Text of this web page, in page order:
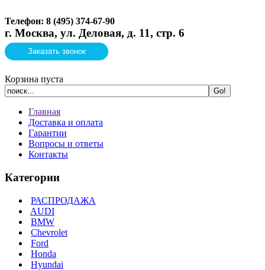
Телефон: 8 (495) 374-67-90
г. Москва, ул. Деловая, д. 11, стр. 6
Заказать звонок
Корзина пуста
Главная
Доставка и оплата
Гарантии
Вопросы и ответы
Контакты
Категории
РАСПРОДАЖА
AUDI
BMW
Chevrolet
Ford
Honda
Hyundai